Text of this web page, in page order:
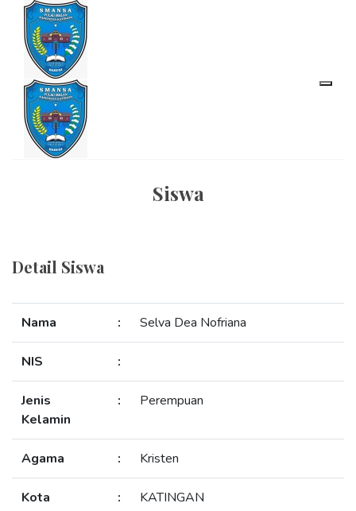
Siswa
Detail Siswa
Nama : Selva Dea Nofriana
NIS :
Jenis
Kelamin
: Perempuan
Agama : Kristen
Kota : KATINGAN